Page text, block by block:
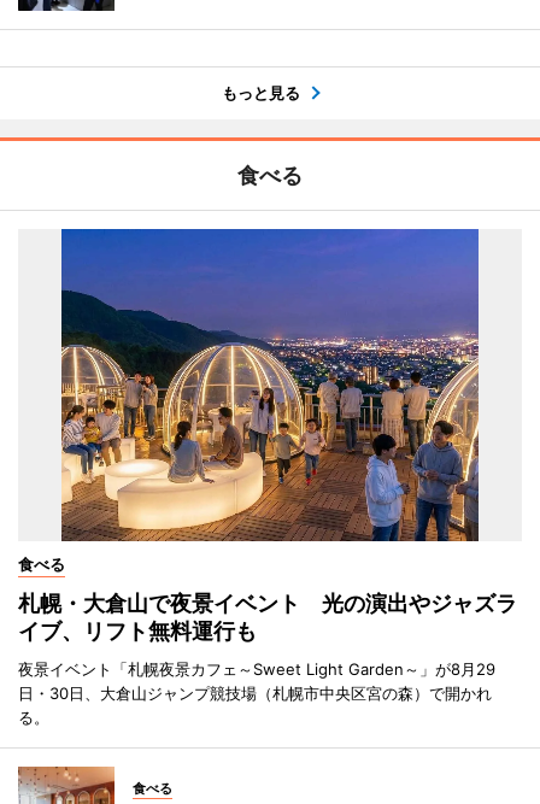
もっと見る
食べる
食べる
札幌・大倉山で夜景イベント 光の演出やジャズラ
イブ、リフト無料運行も
夜景イベント「札幌夜景カフェ～Sweet Light Garden～」が8月29
日・30日、大倉山ジャンプ競技場（札幌市中央区宮の森）で開かれ
る。
食べる